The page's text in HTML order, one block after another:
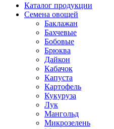
Каталог продукции
Семена овощей
Баклажан
Бахчевые
Бобовые
Брюква
Дайкон
Кабачок
Капуста
Картофель
Кукуруза
Лук
Мангольд
Микрозелень